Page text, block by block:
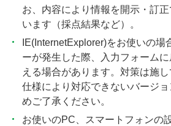
お、内容により情報を開示・訂
います（採点結果など）。
IE(InternetExplorer)をお使いの場
ーが発生した際、入力フォーム
える場合があります。対策は施
仕様により対応できないバージ
めご了承ください。
お使いのPC、スマートフォンの